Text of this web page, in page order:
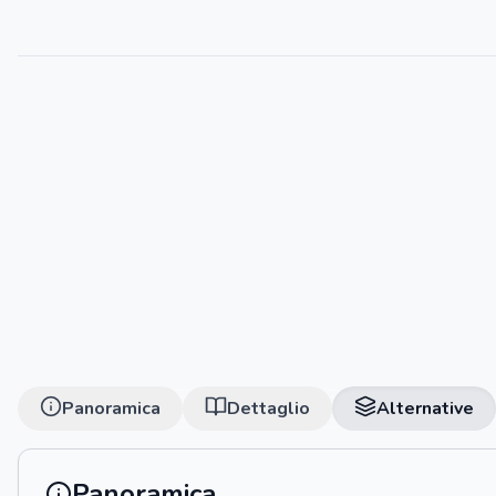
Panoramica Dettaglio Alternative